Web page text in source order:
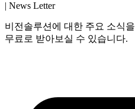
| News Letter
비전솔루션에 대한 주요 소식을
무료로 받아보실 수 있습니다.